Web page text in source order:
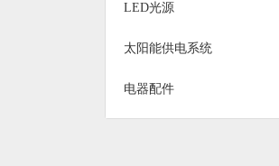
LED光源
太阳能供电系统
电器配件